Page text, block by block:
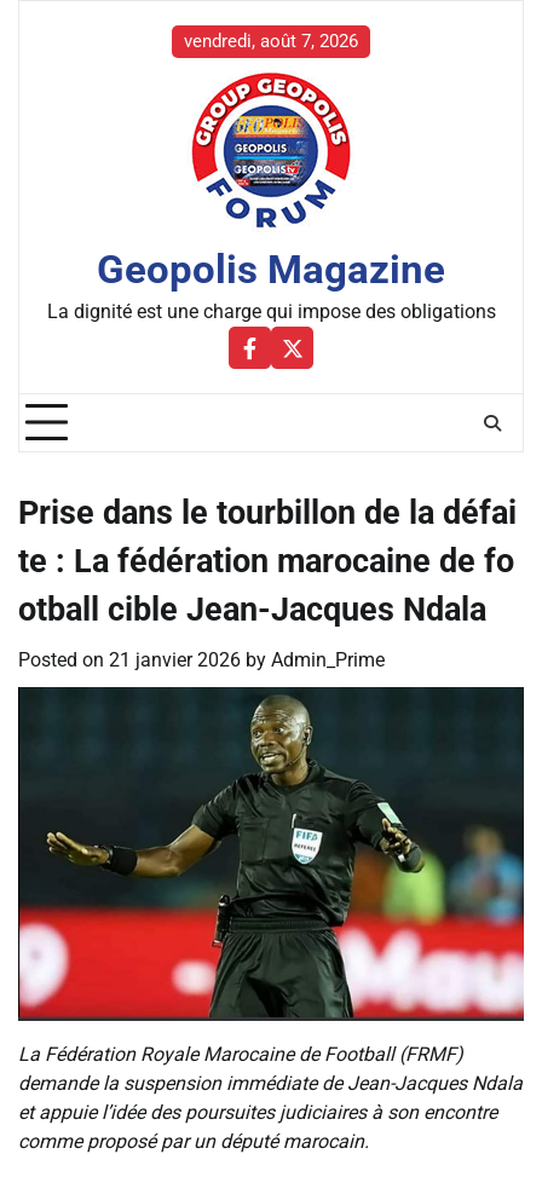
vendredi, août 7, 2026
Geopolis Magazine
La dignité est une charge qui impose des obligations
Facebbok
X
Prise dans le tourbillon de la défai
te : La fédération marocaine de fo
otball cible Jean-Jacques Ndala
Posted on 21 janvier 2026 by Admin_Prime
La Fédération Royale Marocaine de Football (FRMF)
demande la suspension immédiate de Jean-Jacques Ndala
et appuie l’idée des poursuites judiciaires à son encontre
comme proposé par un député marocain.